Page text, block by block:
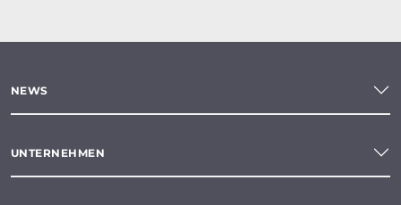
NEWS
UNTERNEHMEN